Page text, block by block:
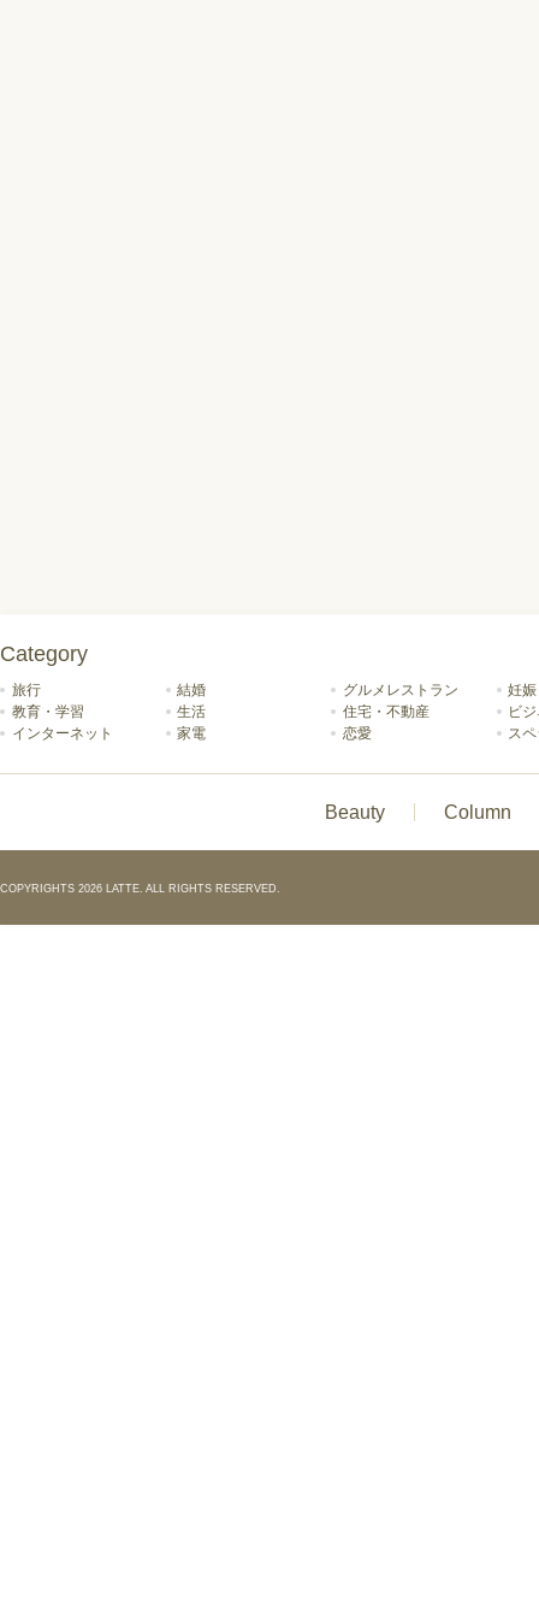
Category
旅行 結婚 グルメレストラン
妊
教育・学習
生活 住宅・不動産
ビ
インターネット
家電 恋愛 ス
Beauty Column
COPYRIGHTS 2026 LATTE. ALL RIGHTS RESERVED.